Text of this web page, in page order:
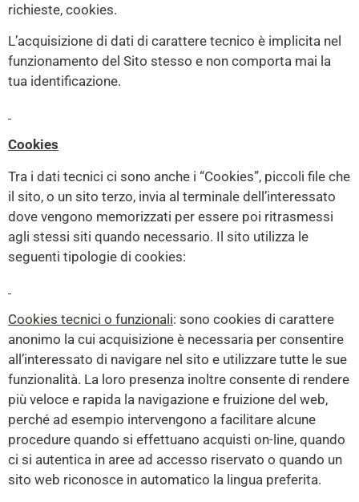
richieste, cookies.
L’acquisizione di dati di carattere tecnico è implicita nel
funzionamento del Sito stesso e non comporta mai la
tua identificazione.
Cookies
Tra i dati tecnici ci sono anche i “Cookies”, piccoli file che
il sito, o un sito terzo, invia al terminale dell’interessato
dove vengono memorizzati per essere poi ritrasmessi
agli stessi siti quando necessario. Il sito utilizza le
seguenti tipologie di cookies:
Cookies tecnici o funzionali: sono cookies di carattere
anonimo la cui acquisizione è necessaria per consentire
all’interessato di navigare nel sito e utilizzare tutte le sue
funzionalità. La loro presenza inoltre consente di rendere
più veloce e rapida la navigazione e fruizione del web,
perché ad esempio intervengono a facilitare alcune
procedure quando si effettuano acquisti on-line, quando
ci si autentica in aree ad accesso riservato o quando un
sito web riconosce in automatico la lingua preferita.